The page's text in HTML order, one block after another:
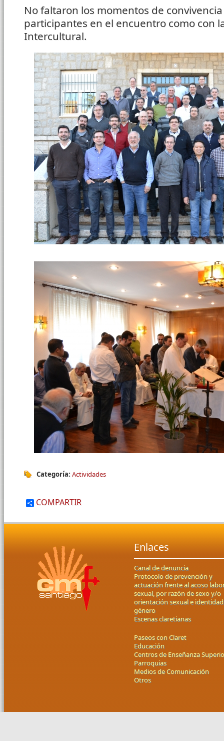
No faltaron los momentos de
participantes en el encuentro como con
Intercultural.
Categoría: Actividades
COMPARTIR
Enlaces
Canal de denuncia
Protocolo de prevención y
actuación frente al acoso
sexual, por razón de sexo y/o
orientación sexual e
género
Escenas claretianas
Paseos con Claret
Educación
Centros de Enseñanza
Parroquias
Medios de Comunicación
Otros